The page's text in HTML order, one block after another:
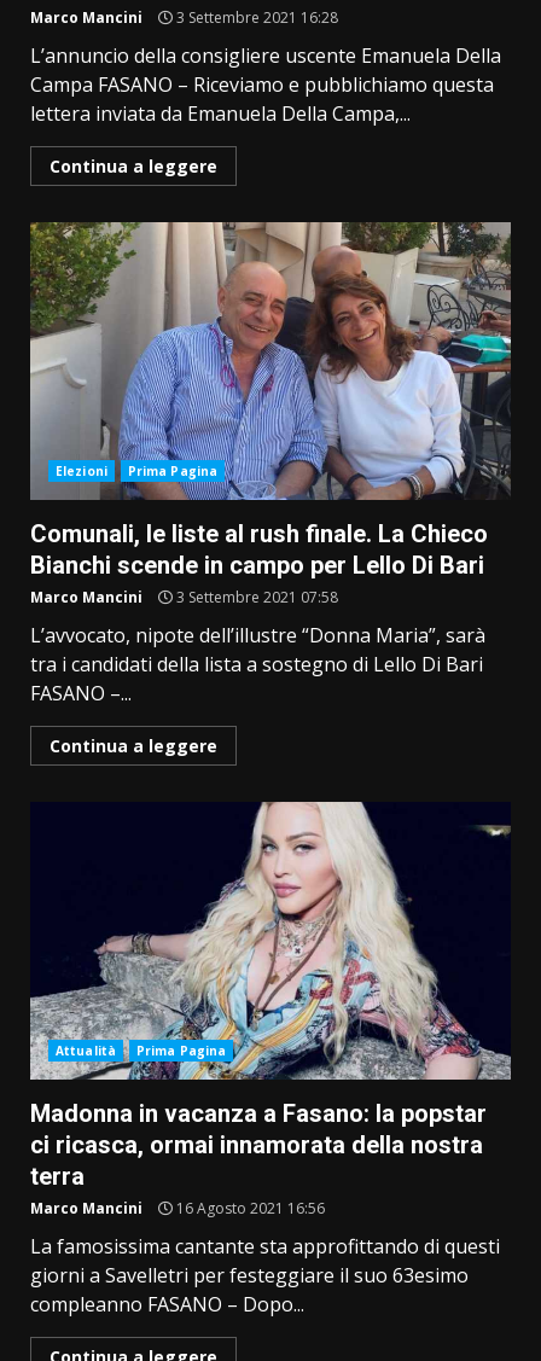
Marco Mancini 3 Settembre 2021 16:28
L’annuncio della consigliere uscente Emanuela Della
Campa FASANO – Riceviamo e pubblichiamo questa
lettera inviata da Emanuela Della Campa,...
Continua a leggere
Elezioni Prima Pagina
Comunali, le liste al rush finale. La Chieco
Bianchi scende in campo per Lello Di Bari
Marco Mancini 3 Settembre 2021 07:58
L’avvocato, nipote dell’illustre “Donna Maria”, sarà
tra i candidati della lista a sostegno di Lello Di Bari
FASANO –...
Continua a leggere
Attualità Prima Pagina
Madonna in vacanza a Fasano: la popstar
ci ricasca, ormai innamorata della nostra
terra
Marco Mancini 16 Agosto 2021 16:56
La famosissima cantante sta approfittando di questi
giorni a Savelletri per festeggiare il suo 63esimo
compleanno FASANO – Dopo...